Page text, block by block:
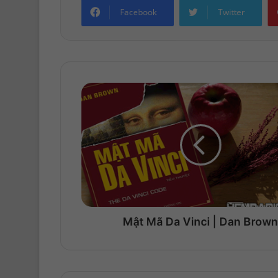
Facebook Twitter
Mật Mã Da Vinci | Dan Brown